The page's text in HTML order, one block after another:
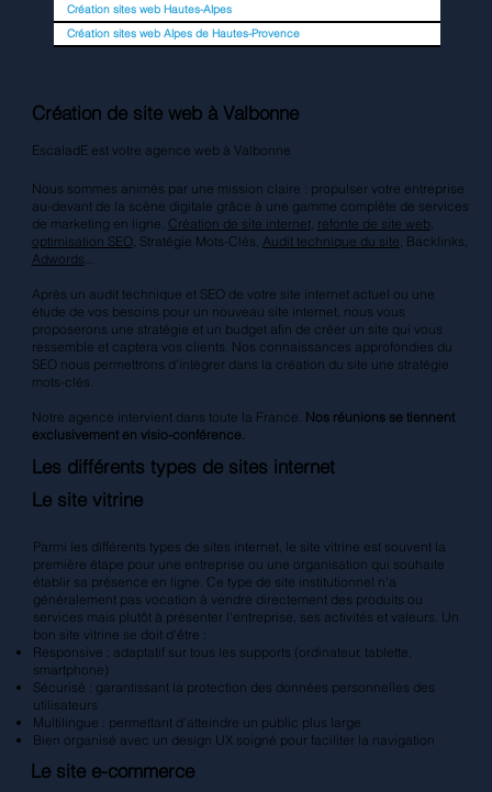
Création de site web à Valbonne
EscaladE est votre agence web à Valbonne
Nous sommes animés par une mission claire : propulser votre entreprise
au-devant de la scène digitale grâce à une gamme complète de services
de marketing en ligne. Création de site internet refonte de site web,
optimisation SEO, Stratégie Mots-Clés, Audit technique du site , Backlinks,
Adwords
Après un audit technique et SEO de votre site internet actuel ou une
étude de vos besoins pour un nouveau site internet, nous vous
proposerons une stratégie et un budget afin de créer un site qui vous
ressemble et captera vos clients. Nos connaissances approfondies du
SEO nous permettrons d'intégrer dans la création du site une stratégie
mots-clés.
Notre agence intervient dans toute la France. Nos réunions se tiennent
exclusivement en visio-conférence.
Les différents types de sites internet
Le site vitrine
Parmi les différents types de sites internet, le site vitrine est souvent la
première étape pour une entreprise ou une organisation qui souhaite
établir sa présence en ligne. Ce type de site institutionnel n'a
généralement pas vocation à vendre directement des produits ou
services mais plutôt à présenter l'entreprise, ses activités et valeurs. Un
bon site vitrine se doit d'être :
Responsive : adaptatif sur tous les supports (ordinateur, tablette,
smartphone)
Sécurisé : garantissant la protection des données personnelles des
utilisateurs
Multilingue : permettant d'atteindre un public plus large
Bien organisé avec un design UX soigné pour faciliter la navigation
Le site e-commerce
Création sites web Hautes-Alpes
Création sites web Alpes de Hautes-Provence